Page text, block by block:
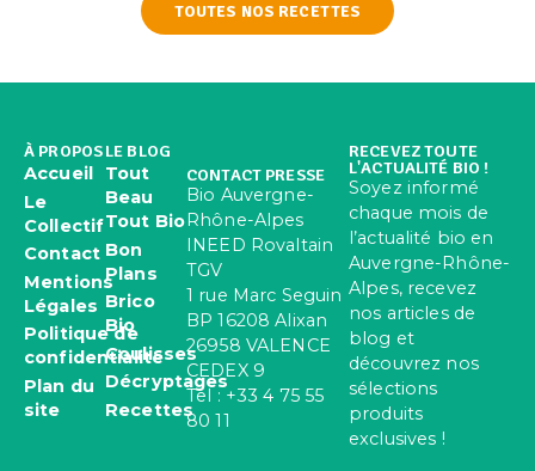
TOUTES NOS RECETTES
À PROPOS
Accueil
Le
Collectif
Contact
Mentions
Légales
Politique de
confidentialité
Plan du
site
LE BLOG
Tout
Beau
Tout Bio
Bon
Plans
Brico
Bio
Coulisses
Décryptages
Recettes
CONTACT PRESSE
Bio Auvergne-
Rhône-Alpes
INEED Rovaltain
TGV
1 rue Marc Seguin
BP 16208 Alixan
26958 VALENCE
CEDEX 9
Tel : +33 4 75 55
80 11
RECEVEZ TOUTE
L'ACTUALITÉ BIO !
Soyez informé
chaque mois de
l’actualité bio en
Auvergne-Rhône-
Alpes, recevez
nos articles de
blog et
découvrez nos
sélections
produits
exclusives !